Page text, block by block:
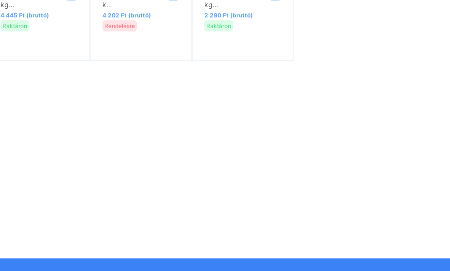
kg…
4 445 Ft (bruttó)
Raktáron
k…
4 202 Ft (bruttó)
Rendelésre
kg…
2 290 Ft (bruttó)
Raktáron